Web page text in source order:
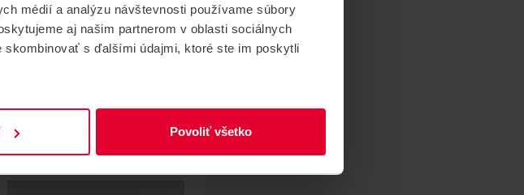
médií a analýzu návštevnosti používame súbory
aj našim partnerom v oblasti sociálnych
s ďalšími údajmi, ktoré ste im poskytli
Povoliť všetko